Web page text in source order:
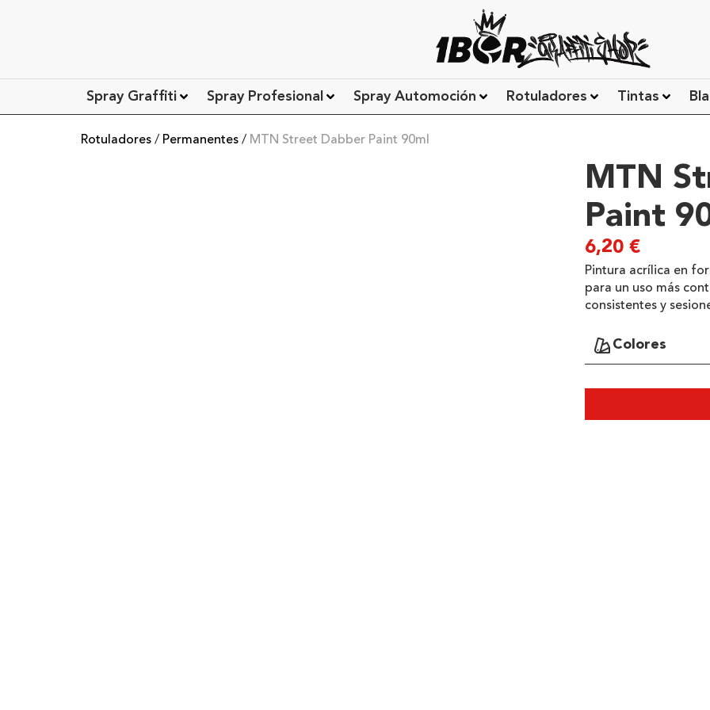
Spray Graffiti Spray Profesional Spray Automoción Rotuladores Tintas
Rotuladores / Permanentes / MTN Street Dabber Paint 90ml
MTN
Paint
6,20€
Pintura acrílica en
para un uso más
consistentes y
Colores